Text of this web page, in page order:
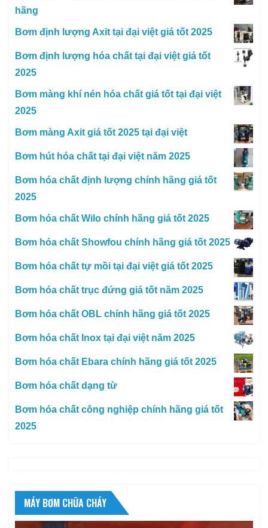
hãng
Bơm định lượng Axit tại đại việt giá tốt 2025
Bơm định lượng hóa chất tại đại việt giá tốt
2025
Bơm màng khí nén hóa chất giá tốt tại đại việt
2025
Bơm màng Axit giá tốt 2025 tại đại việt
Bơm hút hóa chất tại đại việt năm 2025
Bơm hóa chất định lượng chính hãng giá tốt
2025
Bơm hóa chất Wilo chính hãng giá tốt 2025
Bơm hóa chất Showfou chính hãng giá tốt 2025
Bơm hóa chất tự mồi tại đại việt giá tốt 2025
Bơm hóa chất trục đứng giá tốt năm 2025
Bơm hóa chất OBL chính hãng giá tốt 2025
Bơm hóa chất Inox tại đại việt năm 2025
Bơm hóa chất Ebara chính hãng giá tốt 2025
Bơm hóa chất dạng từ
Bơm hóa chất công nghiệp chính hãng giá tốt
2025
MÁY BƠM CHỮA CHÁY